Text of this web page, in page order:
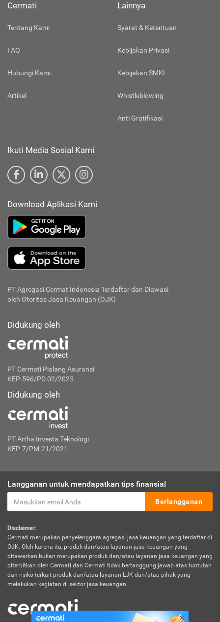
Cermati
Tentang Kami
FAQ
Hubungi Kami
Artikel
Lainnya
Syarat & Ketentuan
Kebijakan Privasi
Kebijakan SMKI
Whistleblowing
Anti Gratifikasi
Ikuti Media Sosial Kami
Download Aplikasi Kami
PT Agregasi Cermat Indonesia Terdaftar dan Diawasi
oleh Otoritas Jasa Keuangan (OJK)
Didukung oleh
PT Cermati Pialang Asuransi
KEP-596/PD.02/2025
Didukung oleh
PT Artha Investa Teknologi
KEP-7/PM.21/2021
Langganan untuk mendapatkan tips finansial
Berlangganan
Disclaimer:
Cermati merupakan penyelenggara agregasi jasa keuangan yang terdaftar di
OJK. Oleh karena itu, produk dan/atau layanan jasa keuangan yang
ditawarkan bukan merupakan produk dan/atau layanan jasa keuangan yang
diterbitkan oleh Cermati dan Cermati tidak bertanggung jawab atas tuntutan
dan risiko terkait produk dan/atau layanan LJK dan/atau pihak yang
melakukan kegiatan di sektor jasa keuangan.